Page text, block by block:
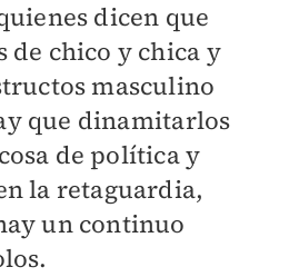
dicen que
de chico y chica y
masculino
que dinamitarlos
de política y
la retaguardia,
un continuo